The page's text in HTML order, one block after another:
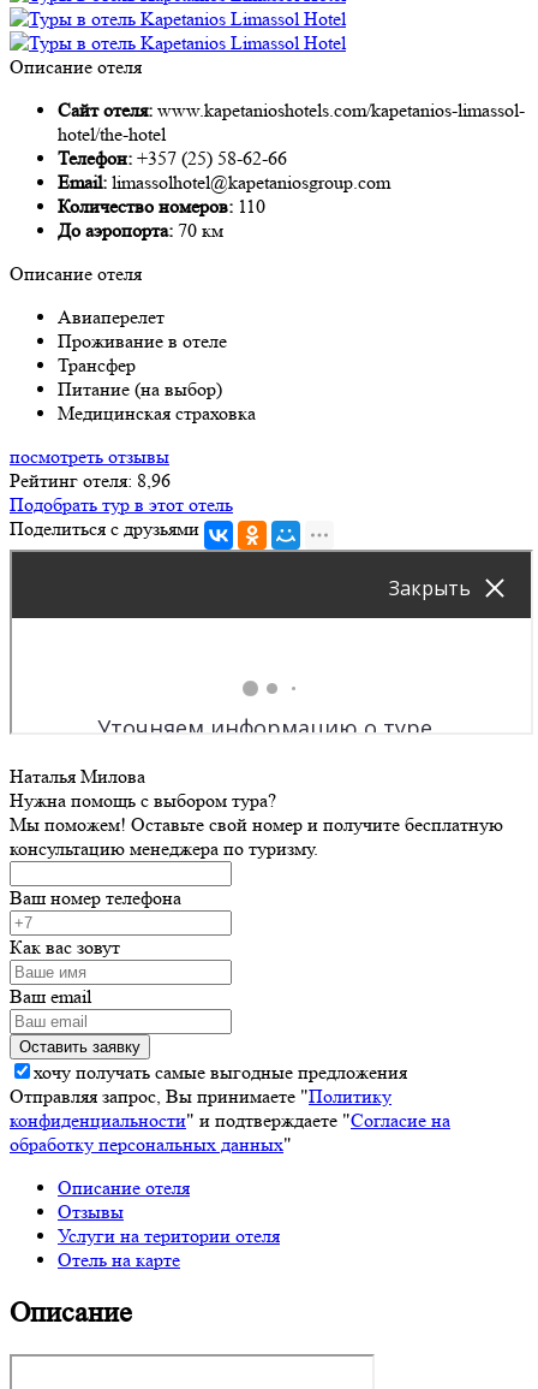
Описание отеля
Сайт отеля: www.kapetanioshotels.com/kapetanios-limassol-
hotel/the-hotel
Телефон: +357 (25) 58-62-66
Email: limassolhotel@kapetaniosgroup.com
Количество номеров: 110
До аэропорта: 70 км
Описание отеля
Авиаперелет
Проживание в отеле
Трансфер
Питание (на выбор)
Медицинская страховка
посмотреть отзывы
Рейтинг отеля: 8,96
Подобрать тур в этот отель
Поделиться с друзьями
Наталья Милова
Нужна помощь с выбором тура?
Мы поможем! Оставьте свой номер и получите бесплатную
консультацию менеджера по туризму.
Ваш номер телефона
Как вас зовут
Ваш email
хочу получать самые выгодные предложения
Отправляя запрос, Вы принимаете "Политику
конфиденциальности" и подтверждаете "Согласие на
обработку персональных данных"
Описание отеля
Отзывы
Услуги на територии отеля
Отель на карте
Описание